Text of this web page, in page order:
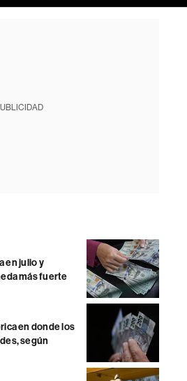
en julio y
más fuerte
en donde los
según